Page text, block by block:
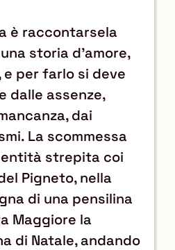
è raccontarsela
storia d'amore,
e per farlo si deve
dalle assenze,
dai
La scommessa
strepita coi
Pigneto, nella
di una pensilina
Maggiore la
di Natale, andando